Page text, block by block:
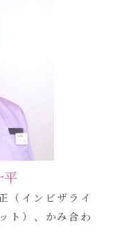
（インビザライ
ト）、かみ合わ